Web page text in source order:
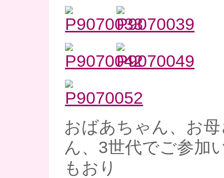
おばあちゃん、お
ん、3世代でご参加
もおり